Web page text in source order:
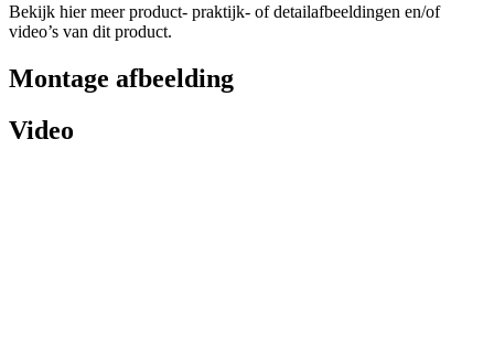
Bekijk hier meer product- praktijk- of detailafbeeldingen en/of
video’s van dit product.
Montage afbeelding
Video